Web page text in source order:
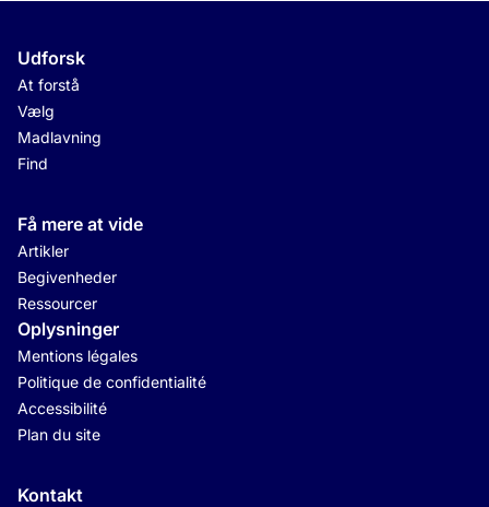
Udforsk
At forstå
Vælg
Madlavning
Find
Få mere at vide
Artikler
Begivenheder
Ressourcer
Oplysninger
Mentions légales
Politique de confidentialité
Accessibilité
Plan du site
Kontakt